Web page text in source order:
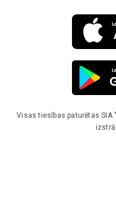
Visas tiesības paturētas